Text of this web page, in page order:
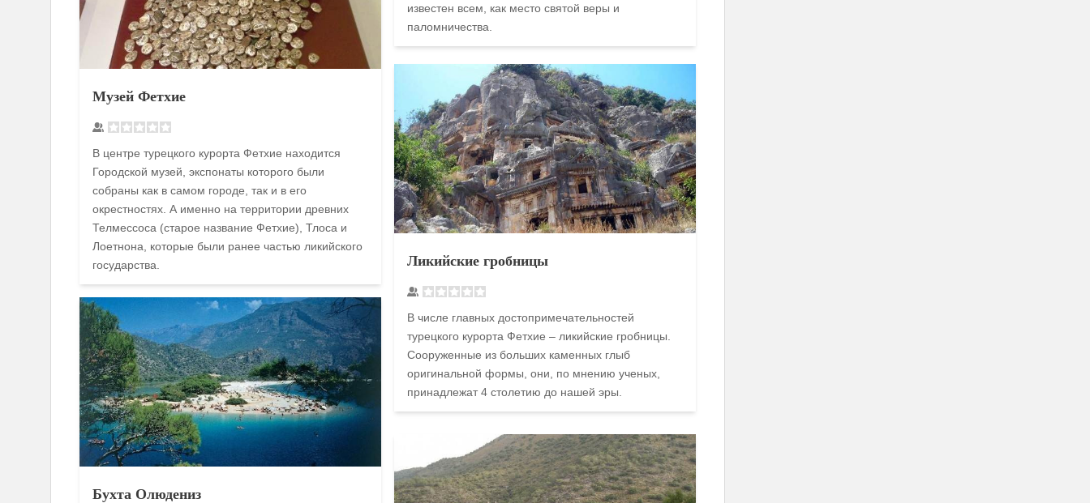
известен всем, как место святой веры и
паломничества.
Музей Фетхие
В центре турецкого курорта Фетхие находится
Городской музей, экспонаты которого были
собраны как в самом городе, так и в его
окрестностях. А именно на территории древних
Телмессоса (старое название Фетхие), Тлоса и
Лоетнона, которые были ранее частью ликийского
государства.
Ликийские гробницы
В числе главных достопримечательностей
турецкого курорта Фетхие – ликийские гробницы.
Сооруженные из больших каменных глыб
оригинальной формы, они, по мнению ученых,
принадлежат 4 столетию до нашей эры.
Бухта Олюдениз